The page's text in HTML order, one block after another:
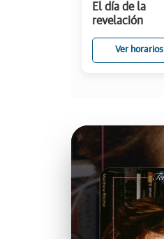
El día de la
revelación
Ver horarios